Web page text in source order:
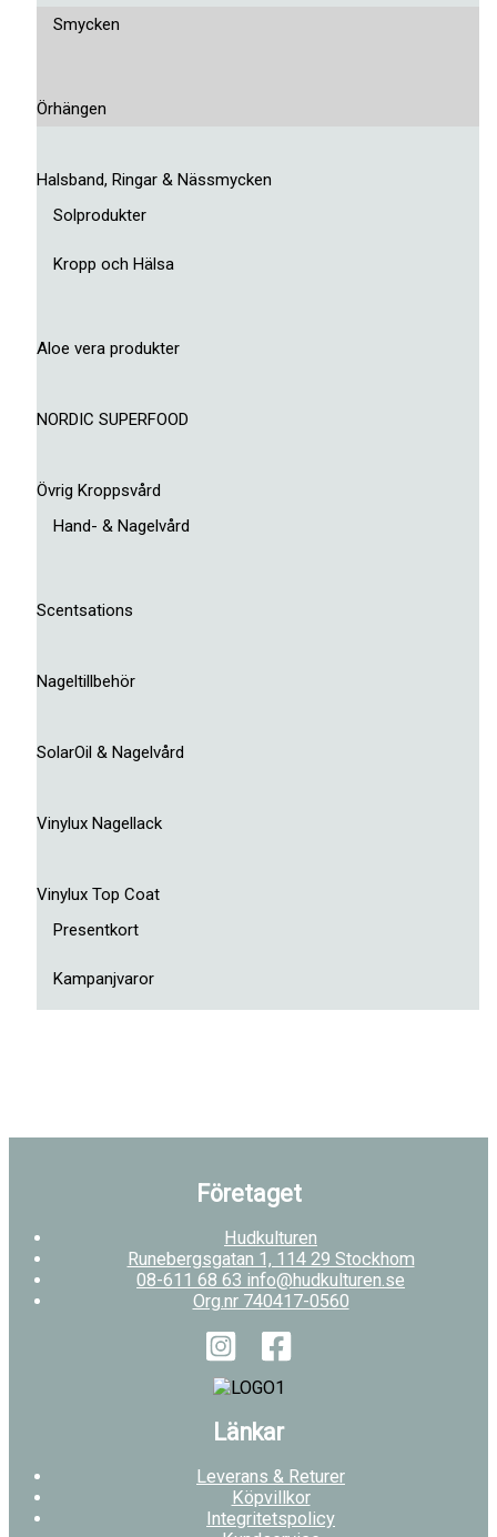
Smycken
Örhängen
Halsband, Ringar & Nässmycken
Solprodukter
Kropp och Hälsa
Aloe vera produkter
NORDIC SUPERFOOD
Övrig Kroppsvård
Hand- & Nagelvård
Scentsations
Nageltillbehör
SolarOil & Nagelvård
Vinylux Nagellack
Vinylux Top Coat
Presentkort
Kampanjvaror
Företaget
Hudkulturen
Runebergsgatan 1, 114 29 Stockhom
08-611 68 63 info@hudkulturen.se
Org.nr 740417-0560
Länkar
Leverans & Returer
Köpvillkor
Integritetspolicy